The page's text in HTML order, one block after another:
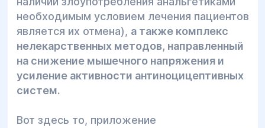
необходимым условием лечения пациентов
является их отмена), а также комплекс
нелекарственных методов, направленный
на снижение мышечного напряжения и
усиление активности антиноцицептивных
систем.
Вот здесь то, приложение